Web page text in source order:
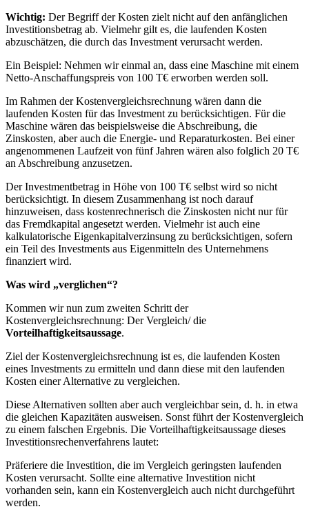
Wichtig: Der Begriff der Kosten zielt nicht auf den anfänglichen
Investitionsbetrag ab. Vielmehr gilt es, die laufenden Kosten
abzuschätzen, die durch das Investment verursacht werden.
Ein Beispiel: Nehmen wir einmal an, dass eine Maschine mit einem
Netto-Anschaffungspreis von 100 T€ erworben werden soll.
Im Rahmen der Kostenvergleichsrechnung wären dann die
laufenden Kosten für das Investment zu berücksichtigen. Für die
Maschine wären das beispielsweise die Abschreibung, die
Zinskosten, aber auch die Energie- und Reparaturkosten. Bei einer
angenommenen Laufzeit von fünf Jahren wären also folglich 20 T€
an Abschreibung anzusetzen.
Der Investmentbetrag in Höhe von 100 T€ selbst wird so nicht
berücksichtigt. In diesem Zusammenhang ist noch darauf
hinzuweisen, dass kostenrechnerisch die Zinskosten nicht nur für
das Fremdkapital angesetzt werden. Vielmehr ist auch eine
kalkulatorische Eigenkapitalverzinsung zu berücksichtigen, sofern
ein Teil des Investments aus Eigenmitteln des Unternehmens
finanziert wird.
Was wird „verglichen“?
Kommen wir nun zum zweiten Schritt der
Kostenvergleichsrechnung: Der Vergleich/ die
Vorteilhaftigkeitsaussage.
Ziel der Kostenvergleichsrechnung ist es, die laufenden Kosten
eines Investments zu ermitteln und dann diese mit den laufenden
Kosten einer Alternative zu vergleichen.
Diese Alternativen sollten aber auch vergleichbar sein, d. h. in etwa
die gleichen Kapazitäten ausweisen. Sonst führt der Kostenvergleich
zu einem falschen Ergebnis. Die Vorteilhaftigkeitsaussage dieses
Investitionsrechenverfahrens lautet:
Präferiere die Investition, die im Vergleich geringsten laufenden
Kosten verursacht. Sollte eine alternative Investition nicht
vorhanden sein, kann ein Kostenvergleich auch nicht durchgeführt
werden.